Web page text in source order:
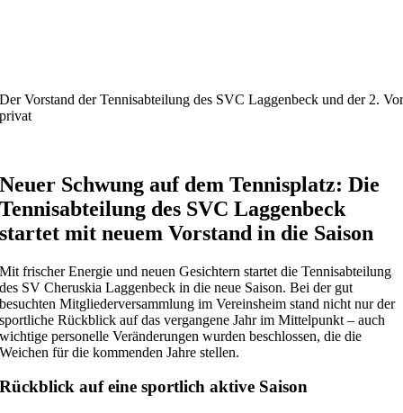
Der Vorstand der Tennisabteilung des SVC Laggenbeck und der 2.
privat
Neuer Schwung auf dem Tennisplatz: Die
Tennisabteilung des SVC Laggenbeck
startet mit neuem Vorstand in die Saison
Mit frischer Energie und neuen Gesichtern startet die Tennisabteilung
des SV Cheruskia Laggenbeck in die neue Saison. Bei der gut
besuchten Mitgliederversammlung im Vereinsheim stand nicht nur der
sportliche Rückblick auf das vergangene Jahr im Mittelpunkt – auch
wichtige personelle Veränderungen wurden beschlossen, die die
Weichen für die kommenden Jahre stellen.
Rückblick auf eine sportlich aktive Saison